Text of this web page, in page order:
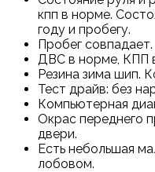
кпп в норме.
году и пробегу.
Пробег совпадает.
ДВС в норме, КПП
Резина зима шип.
Тест драйв: без
Компьютерная
Окрас переднего
двери.
Есть небольшая
лобовом.